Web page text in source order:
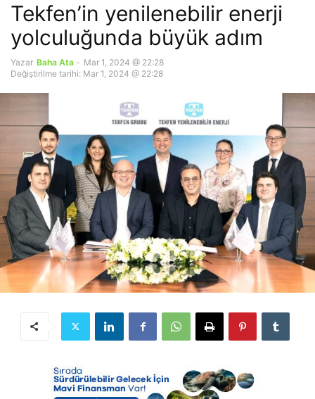
Tekfen’in yenilenebilir enerji
yolculuğunda büyük adım
Yazar Baha Ata - Mar 1, 2024 @ 22:28
Değiştirilme tarihi: Mar 1, 2024 @ 22:28